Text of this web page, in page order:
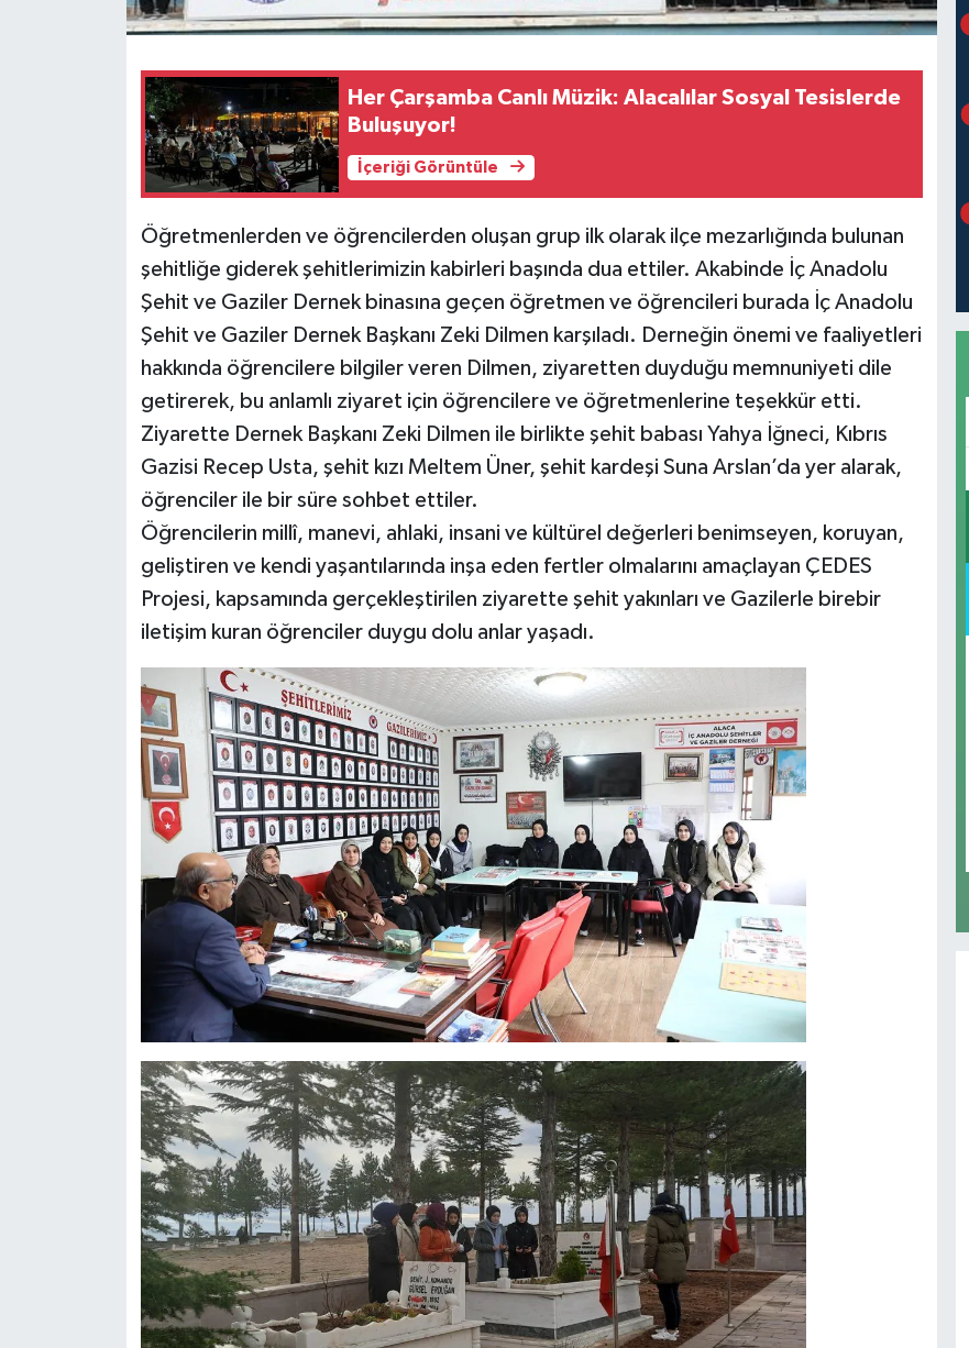
Her Çarşamba Canlı Müzik: Alacalılar Sosyal Tesislerde
Buluşuyor!
İçeriği Görüntüle
Öğretmenlerden ve öğrencilerden oluşan grup ilk olarak ilçe mezarlığında bulunan
şehitliğe giderek şehitlerimizin kabirleri başında dua ettiler. Akabinde İç Anadolu
Şehit ve Gaziler Dernek binasına geçen öğretmen ve öğrencileri burada İç Anadolu
Şehit ve Gaziler Dernek Başkanı Zeki Dilmen karşıladı. Derneğin önemi ve faaliyetleri
hakkında öğrencilere bilgiler veren Dilmen, ziyaretten duyduğu memnuniyeti dile
getirerek, bu anlamlı ziyaret için öğrencilere ve öğretmenlerine teşekkür etti.
Ziyarette Dernek Başkanı Zeki Dilmen ile birlikte şehit babası Yahya İğneci, Kıbrıs
Gazisi Recep Usta, şehit kızı Meltem Üner, şehit kardeşi Suna Arslan’da yer alarak,
öğrenciler ile bir süre sohbet ettiler.
Öğrencilerin millî, manevi, ahlaki, insani ve kültürel değerleri benimseyen, koruyan,
geliştiren ve kendi yaşantılarında inşa eden fertler olmalarını amaçlayan ÇEDES
Projesi, kapsamında gerçekleştirilen ziyarette şehit yakınları ve Gazilerle birebir
iletişim kuran öğrenciler duygu dolu anlar yaşadı.